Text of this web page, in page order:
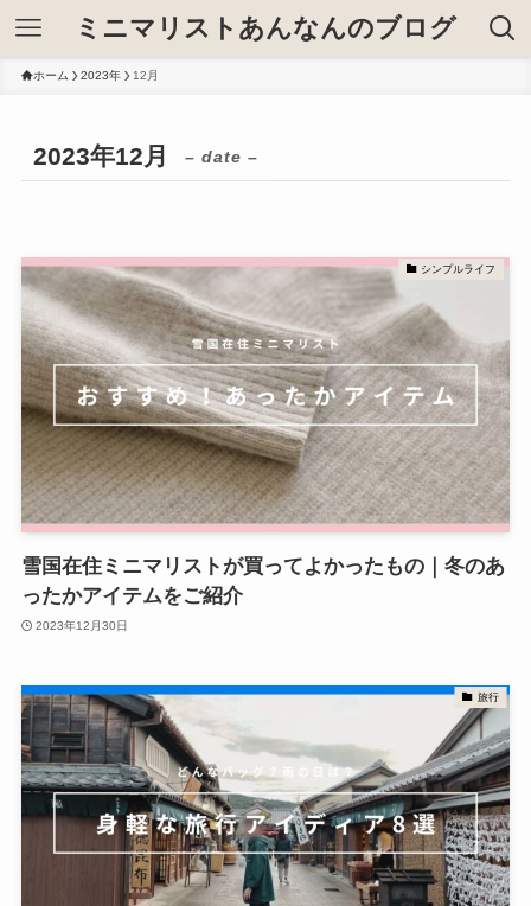
ミニマリストあんなんのブログ
ホーム 2023年 12月
2023年12月 – date –
シンプルライフ
雪国在住ミニマリストが買ってよかったもの｜冬のあ
ったかアイテムをご紹介
2023年12月30日
旅行